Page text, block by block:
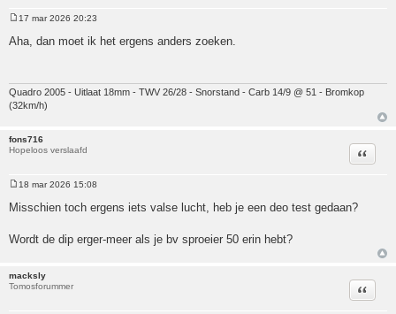
17 mar 2026 20:23
Aha, dan moet ik het ergens anders zoeken.
Quadro 2005 - Uitlaat 18mm - TWV 26/28 - Snorstand - Carb 14/9 @ 51 - Bromkop
(32km/h)
fons716
Hopeloos verslaafd
Citeer
18 mar 2026 15:08
Misschien toch ergens iets valse lucht, heb je een deo test gedaan?
Wordt de dip erger-meer als je bv sproeier 50 erin hebt?
macksly
Tomosforummer
Citeer